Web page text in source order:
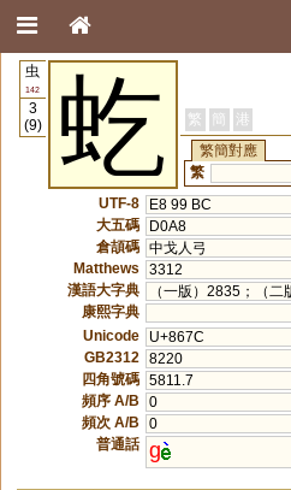
虫
142
3
(9)
虼 繁 簡 港
繁簡對應
繁
UTF-8
E8 99 BC
大五碼
D0A8
倉頡碼 中戈人弓
Matthews
3312
漢語大字典
（一版）2835；（二
康熙字典
Unicode
U+867C
GB2312
8220
四角號碼 5811.7
頻序 A/B
0
頻次 A/B
0
普通話 g